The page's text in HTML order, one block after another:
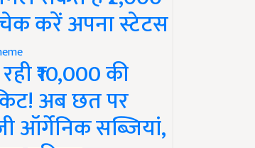
करें अपना स्टेटस
₹10,000 की
अब छत पर
ऑर्गेनिक सब्जियां,